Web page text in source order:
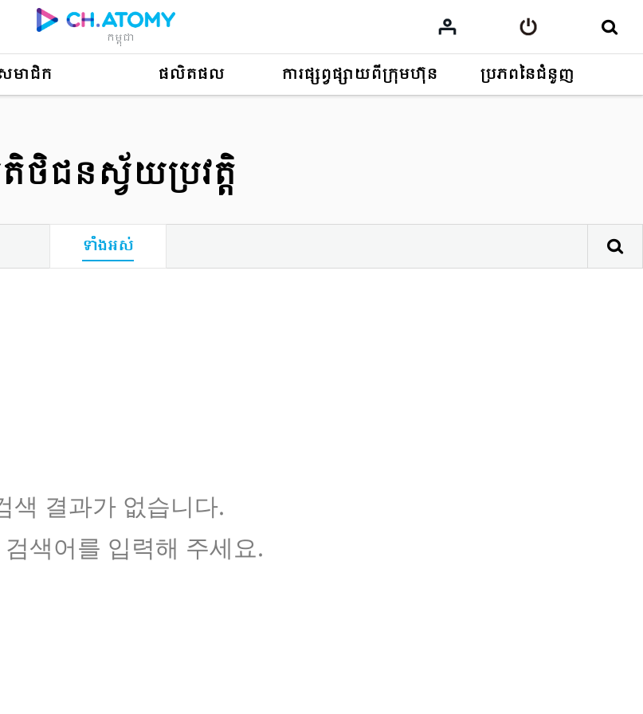
កម្ពុជា
មាជិក ផលិតផល ការផ្សព្វផ្សាយពីក្រុមហ៊ុន ប្រភពនៃជំនួញ
ថិជនស្វ័យប្រវត្តិ
ទាំងអស់
색 결과가 없습니다.
색어를 입력해 주세요.